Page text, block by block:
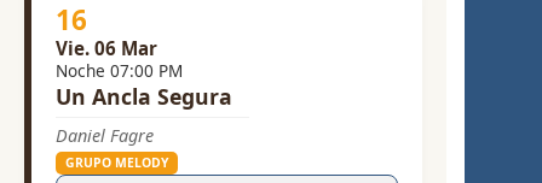
16
Vie. 06 Mar
Noche 07:00 PM
Un Ancla Segura
Daniel Fagre
GRUPO MELODY